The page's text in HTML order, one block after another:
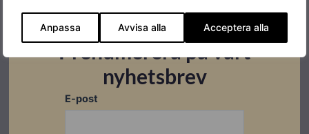
Anpassa Avvisa alla Acceptera alla
Prenumerera på vårt
nyhetsbrev
E-post